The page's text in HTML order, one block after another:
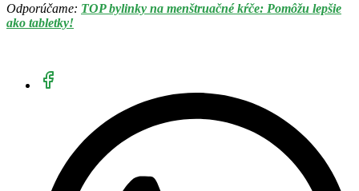
Odporúčame: TOP bylinky na menštruačné kŕče: Pomôžu lepšie
ako tabletky!